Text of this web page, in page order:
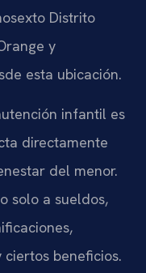
Distrito
y
esta ubicación.
infantil es
directamente
del menor.
solo a sueldos,
beneficios.